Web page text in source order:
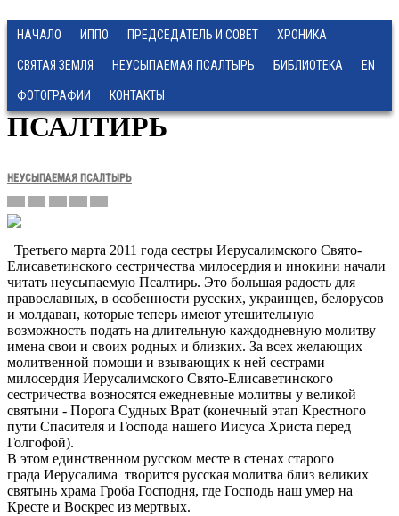
НАЧАЛО ИППО ПРЕДСЕДАТЕЛЬ И СОВЕТ ХРОНИКА
СВЯТАЯ ЗЕМЛЯ НЕУСЫПАЕМАЯ ПСАЛТЫРЬ БИБЛИОТЕКА EN
ФОТОГРАФИИ КОНТАКТЫ
ПСАЛТИРЬ
НЕУСЫПАЕМАЯ ПСАЛТЫРЬ
Третьего марта 2011 года сестры Иерусалимского Свято-
Елисаветинского сестричества милосердия и инокини начали
читать неусыпаемую Псалтирь. Это большая радость для
православных, в особенности русских, украинцев, белорусов
и молдаван, которые теперь имеют утешительную
возможность подать на длительную каждодневную молитву
имена свои и своих родных и близких. За всех желающих
молитвенной помощи и взывающих к ней сестрами
милосердия Иерусалимского Свято-Елисаветинского
сестричества возносятся ежедневные молитвы у великой
святыни - Порога Судных Врат (конечный этап Крестного
пути Спасителя и Господа нашего Иисуса Христа перед
Голгофой).
В этом единственном русском месте в стенах старого
града Иерусалима творится русская молитва близ великих
святынь храма Гроба Господня, где Господь наш умер на
Кресте и Воскрес из мертвых.